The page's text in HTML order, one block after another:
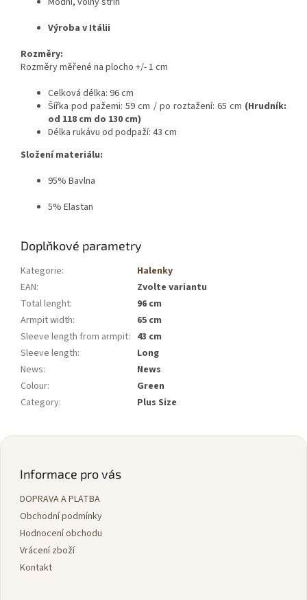
Výroba v Itálii
Rozměry:
Rozměry měřené na plocho +/- 1 cm
Celková délka: 96 cm
Šířka pod pažemi: 59 cm / po roztažení: 65 cm (Hrudník:
od 118 cm do 130 cm)
Délka rukávu od podpaží: 43 cm
Složení materiálu:
95% Bavlna
5% Elastan
Doplňkové parametry
Kategorie:
Halenky
EAN:
Zvolte variantu
Total lenght:
96 cm
Armpit width:
65 cm
Sleeve length from armpit: 43 cm
Sleeve length:
Long
News:
News
Colour:
Green
Category: Plus Size
Z
Informace pro vás
DOPRAVA A PLATBA
Obchodní podmínky
Hodnocení obchodu
Vrácení zboží
Kontakt